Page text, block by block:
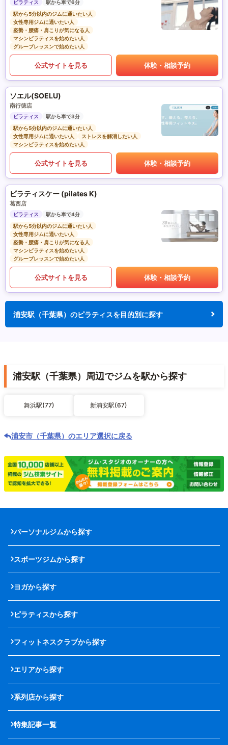
ピラティス
駅から車で6分
駅から5分以内のジムに通いたい人
女性専用ジムに通いたい人
姿勢・腰痛・肩こりが気になる人
マシンピラティスを始めたい人
グループレッスンで始めたい人
公式サイトを見る 体験・相談予約
ソエル(SOELU)
南行徳店
ピラティス
駅から車で3分
駅から5分以内のジムに通いたい人
女性専用ジムに通いたい人
ストレスを解消したい人
マシンピラティスを始めたい人
公式サイトを見る 体験・相談予約
ピラティスケー (pilates K)
葛西店
ピラティス
駅から車で4分
駅から5分以内のジムに通いたい人
女性専用ジムに通いたい人
姿勢・腰痛・肩こりが気になる人
マシンピラティスを始めたい人
グループレッスンで始めたい人
公式サイトを見る 体験・相談予約
浦安駅（千葉県）のピラティスを目的別に探す
浦安駅（千葉県）周辺でジムを駅から探す
舞浜駅(77) 新浦安駅(67)
浦安市（千葉県）のエリア選択に戻る
パーソナルジムから探す
スポーツジムから探す
ヨガから探す
ピラティスから探す
フィットネスクラブから探す
エリアから探す
系列店から探す
特集記事一覧